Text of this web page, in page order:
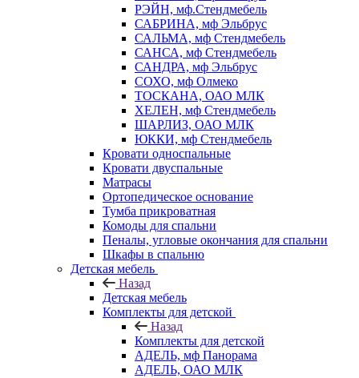
РЭЙН, мф.Стендмебель
САБРИНА, мф Эльбрус
САЛЬМА, мф Стендмебель
САНСА, мф Стендмебель
САНДРА, мф Эльбрус
СОХО, мф Олмеко
ТОСКАНА, ОАО МЛК
ХЕЛЕН, мф Стендмебель
ШАРЛИЗ, ОАО МЛК
ЮККИ, мф Стендмебель
Кровати односпальные
Кровати двуспальные
Матрасы
Ортопедическое основание
Тумба прикроватная
Комоды для спальни
Пеналы, угловые окончания для спальни
Шкафы в спальню
Детская мебель
Назад
Детская мебель
Комплекты для детской
Назад
Комплекты для детской
АДЕЛЬ, мф Панорама
АДЕЛЬ, ОАО МЛК